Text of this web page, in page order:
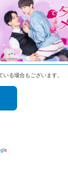
る場合もございます。